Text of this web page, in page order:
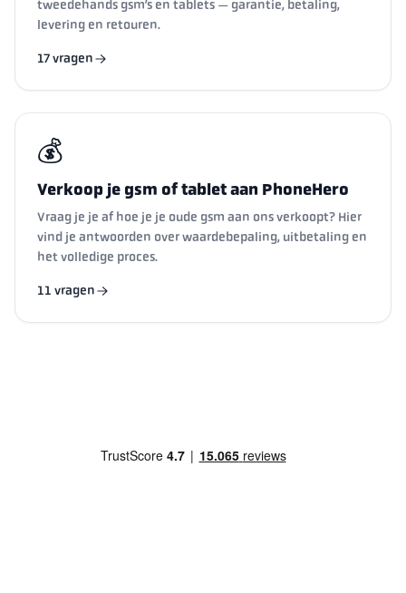
tweedehands gsm’s en tablets — garantie, betaling,
levering en retouren.
17 vragen
💰
Verkoop je gsm of tablet aan PhoneHero
Vraag je je af hoe je je oude gsm aan ons verkoopt? Hier
vind je antwoorden over waardebepaling, uitbetaling en
het volledige proces.
11 vragen